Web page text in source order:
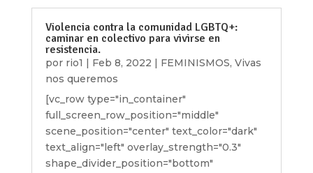
Violencia contra la comunidad LGBTQ+:
caminar en colectivo para vivirse en
resistencia.
por rio1 Feb 8, 2022 FEMINISMOS, Vivas
nos queremos
[vc_row type="in_container"
full_screen_row_position="middle"
scene_position="center" text_color="dark"
text_align="left" overlay_strength="0.3"
shape_divider_position="bottom"